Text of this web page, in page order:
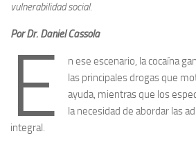
vulnerabilidad social.
Por Dr. Daniel Cassola
E
n ese escenario, la cocaína
las principales drogas que
ayuda, mientras que los
la necesidad de abordar las
integral.